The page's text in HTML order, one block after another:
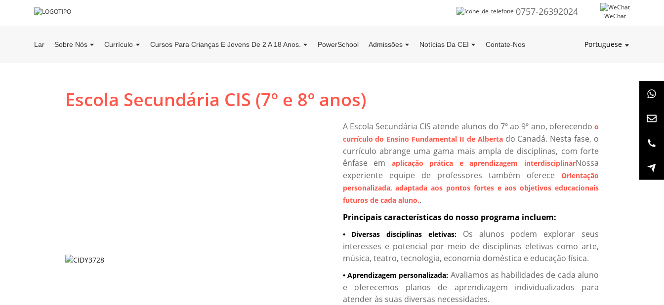
0757-26392024 WeChat
Lar Sobre Nós Currículo Cursos Para Crianças E Jovens De 2 A 18 Anos. PowerSchool Admissões Notícias Da CEI Contate-Nos Portuguese
Escola Secundária CIS (7º e 8º anos)
A Escola Secundária CIS atende alunos do 7º ao 9º ano, oferecendo o
currículo do Ensino Fundamental II de Albertado Canadá. Nesta fase, o
currículo abrange uma gama mais ampla de disciplinas, com forte
ênfase em aplicação prática e aprendizagem interdisciplinarNossa
experiente equipe de professores também oferece Orientação
personalizada, adaptada aos pontos fortes e aos objetivos educacionais
futuros de cada aluno..
Principais características do nosso programa incluem:
• Diversas disciplinas eletivas: Os alunos podem explorar seus
interesses e potencial por meio de disciplinas eletivas como arte,
música, teatro, tecnologia, economia doméstica e educação física.
• Aprendizagem personalizada: Avaliamos as habilidades de cada aluno
e oferecemos planos de aprendizagem individualizados para
atender às suas diversas necessidades.